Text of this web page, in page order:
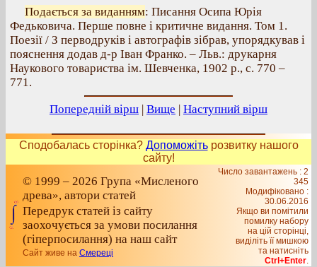
Подається за виданням: Писання Осипа Юрія
Федьковича. Перше повне і критичне видання. Том 1.
Поезії / З перводруків і автографів зібрав, упорядкував і
пояснення додав д-р Іван Франко. – Льв.: друкарня
Наукового товариства ім. Шевченка, 1902 р., с. 770 –
771.
Попередній вірш | Вище | Наступний вірш
Сподобалась сторінка? Допоможітьрозвитку нашого
сайту!
© 1999 – 2026 Група «Мисленого
древа», автори статей
Передрук статей із сайту
заохочується за умови посилання
(гіперпосилання) на наш сайт
Сайт живе на Смереці
Число завантажень : 2
345
Модифіковано :
30.06.2016
Якщо ви помітили
помилку набору
на цiй сторiнцi,
видiлiть її мишкою
та натисніть
Ctrl+Enter.